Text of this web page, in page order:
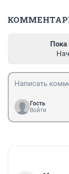
Пока
Гость
Войти